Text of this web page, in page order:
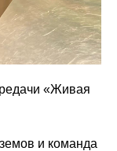
«Живая
и команда